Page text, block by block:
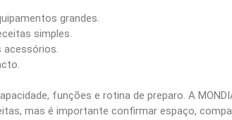
grandes.
simples.
acessórios.
funções e rotina de preparo. A
mas é importante confirmar espaço,